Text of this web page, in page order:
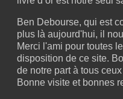
Ben Debourse, qui est
plus là aujourd'hui, il
Merci l'ami pour toutes
disposition de ce site.
de notre part à tous
Bonne visite et bonnes